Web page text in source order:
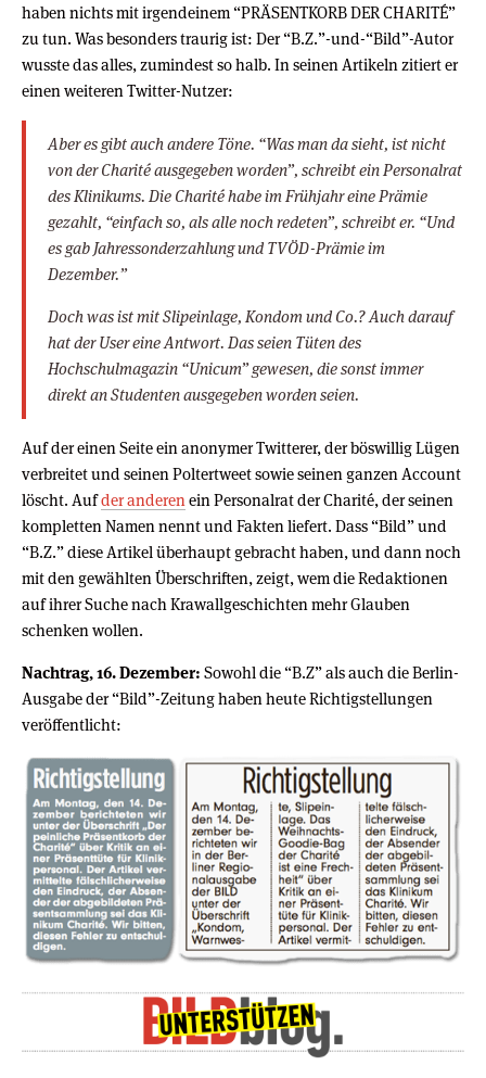
haben nichts mit irgendeinem “PRÄSENTKORB DER CHARITÉ”
zu tun. Was besonders traurig ist: Der “B.Z.”-und-“Bild”-Autor
wusste das alles, zumindest so halb. In seinen Artikeln zitiert er
einen weiteren Twitter-Nutzer:
Aber es gibt auch andere Töne. “Was man da sieht, ist nicht
von der Charité ausgegeben worden”, schreibt ein Personalrat
des Klinikums. Die Charité habe im Frühjahr eine Prämie
gezahlt, “einfach so, als alle noch redeten”, schreibt er. “Und
es gab Jahressonderzahlung und TVÖD-Prämie im
Dezember.”
Doch was ist mit Slipeinlage, Kondom und Co.? Auch darauf
hat der User eine Antwort. Das seien Tüten des
Hochschulmagazin “Unicum” gewesen, die sonst immer
direkt an Studenten ausgegeben worden seien.
Auf der einen Seite ein anonymer Twitterer, der böswillig Lügen
verbreitet und seinen Poltertweet sowie seinen ganzen Account
löscht. Aufder anderenein Personalrat der Charité, der seinen
kompletten Namen nennt und Fakten liefert. Dass “Bild” und
“B.Z.” diese Artikel überhaupt gebracht haben, und dann noch
mit den gewählten Überschriften, zeigt, wem die Redaktionen
auf ihrer Suche nach Krawallgeschichten mehr Glauben
schenken wollen.
Nachtrag, 16. Dezember: Sowohl die “B.Z” als auch die Berlin-
Ausgabe der “Bild”-Zeitung haben heute Richtigstellungen
veröffentlicht: